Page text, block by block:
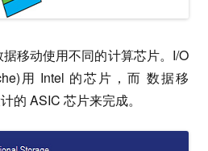
移动使用不同的计算芯片。I/O
用 Intel 的芯片，而 数据移
的 ASIC 芯片来完成。